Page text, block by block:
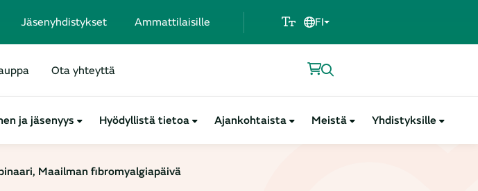
Jäsenyhdistykset Ammattilaisille FI
Ota yhteyttä
ja jäsenyys Hyödyllistä tietoa Ajankohtaista Meistä Yhdistyksille
Maailman fibromyalgiapäivä